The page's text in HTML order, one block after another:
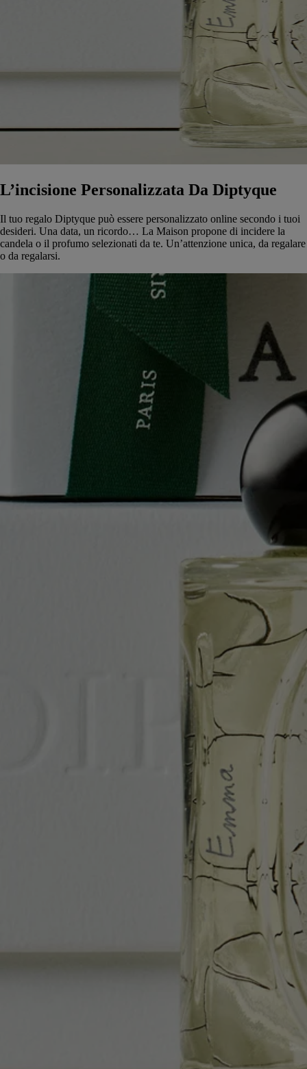
L’incisione Personalizzata Da Diptyque ​
Il tuo regalo Diptyque può essere personalizzato online secondo i tuoi
desideri. Una data, un ricordo… La Maison propone di incidere la
candela o il profumo selezionati da te. Un’attenzione unica, da regalare
o da regalarsi.